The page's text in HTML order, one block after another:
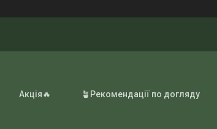
Акція🔥 🪴Рекомендації по догляду